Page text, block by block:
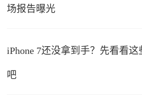
场报告曝光
iPhone 7还没拿到手？先看看
吧